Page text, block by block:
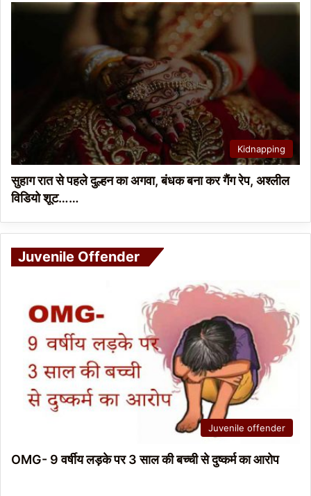
Kidnapping
सुहाग रात से पहले दुल्हन का अगवा, बंधक बना कर गैंग रेप, अश्लील
विडियो शूट……
Juvenile Offender
Juvenile offender
OMG- 9 वर्षीय लड़के पर 3 साल की बच्ची से दुष्कर्म का आरोप